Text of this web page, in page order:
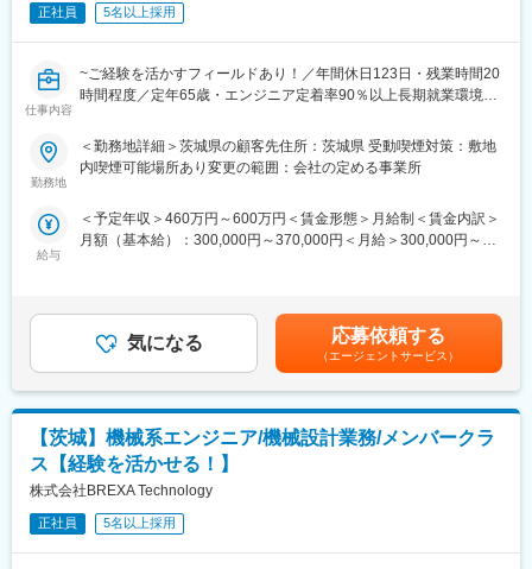
・治具設計
その他多数
■働く環境/当社の特徴：
・全社月平均残業時間：20時間程度
り、プロジェクト、働き方など相談できる環境がございます。
・定年：65歳となっており、その後も１年更新での契約社員とし
は、会社が全額負担します。家賃補助の金額に関して、6万円（家
賃＋共益費）の物件を上限として半分を支給いたします。他にも
家族手当制度等がございます。
■福利厚生「SS&CU制度」：
エンジニア（技術社員）を対象に、キャリアチェンジを支援する
制度です。U・Iターンしたい、上流工程へ挑戦したいなど転職に
ともなうリスクを気にすることなく、社内で自分の新しいキャリ
アを形成し、可能性を広げることが可能です。シフトしたことに
ております。
正社員 5名以上採用
仕事内容
~ご経験を活かすフィールドあり！／年間休日123日・残業時間20
時間程度／定年65歳・エンジニア定着率90％以上長期就業環境あ
基本的には弊社クライアント様先に常駐していただき、業務に従
いただきながらの業務になります。
ます。
■業務内容
より良い環境で難易度が高く専門性を高めていきたい！
そんなあなたにピッタリです。
・大型制御盤の回路設計業務
・PLCを使用し、既存設備の改修業務
・配電盤：高圧受電設備（キュービクル）制御盤：主に動力制御
盤（空調機関係中心）の設計業務
勤務地
＜勤務地詳細＞茨城県の顧客先住所：茨城県 受動喫煙対策：敷地
内喫煙可能場所あり変更の範囲：会社の定める事業所
給与
＜予定年収＞460万円～600万円＜賃金形態＞月給制＜賃金内訳＞
月額（基本給）：300,000円～370,000円＜月給＞300,000円～
の金額であり、選考を通じて上下する可能性があります。月給(月
額)は固定手当を含めた表記です。
気になる 応募依頼する
（エージェントサービス）
【茨城】機械系エンジニア/機械設計業務/メンバークラ
ス【経験を活かせる！】
株式会社BREXA Technology
正社員 5名以上採用